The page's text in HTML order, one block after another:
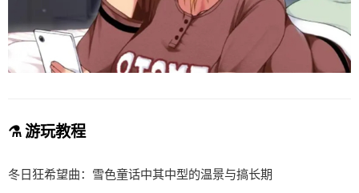
⚗️ 游玩教程
冬日狂希望曲：雪色童话中其中型的温景与搞长期